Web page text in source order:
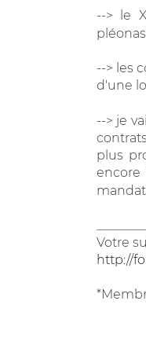
--> le
--> les
d'une
--> je
plus
encore
Votre
http://